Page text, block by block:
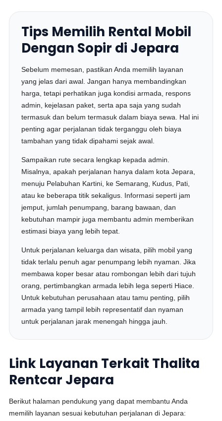
Tips Memilih Rental Mobil
Dengan Sopir di Jepara
Sebelum memesan, pastikan Anda memilih layanan
yang jelas dari awal. Jangan hanya membandingkan
harga, tetapi perhatikan juga kondisi armada, respons
admin, kejelasan paket, serta apa saja yang sudah
termasuk dan belum termasuk dalam biaya sewa. Hal ini
penting agar perjalanan tidak terganggu oleh biaya
tambahan yang tidak dipahami sejak awal.
Sampaikan rute secara lengkap kepada admin.
Misalnya, apakah perjalanan hanya dalam kota Jepara,
menuju Pelabuhan Kartini, ke Semarang, Kudus, Pati,
atau ke beberapa titik sekaligus. Informasi seperti jam
jemput, jumlah penumpang, barang bawaan, dan
kebutuhan mampir juga membantu admin memberikan
estimasi biaya yang lebih tepat.
Untuk perjalanan keluarga dan wisata, pilih mobil yang
tidak terlalu penuh agar penumpang lebih nyaman. Jika
membawa koper besar atau rombongan lebih dari tujuh
orang, pertimbangkan armada lebih lega seperti Hiace.
Untuk kebutuhan perusahaan atau tamu penting, pilih
armada yang tampil lebih representatif dan nyaman
untuk perjalanan jarak menengah hingga jauh.
Link Layanan Terkait Thalita
Rentcar Jepara
Berikut halaman pendukung yang dapat membantu Anda
memilih layanan sesuai kebutuhan perjalanan di Jepara: